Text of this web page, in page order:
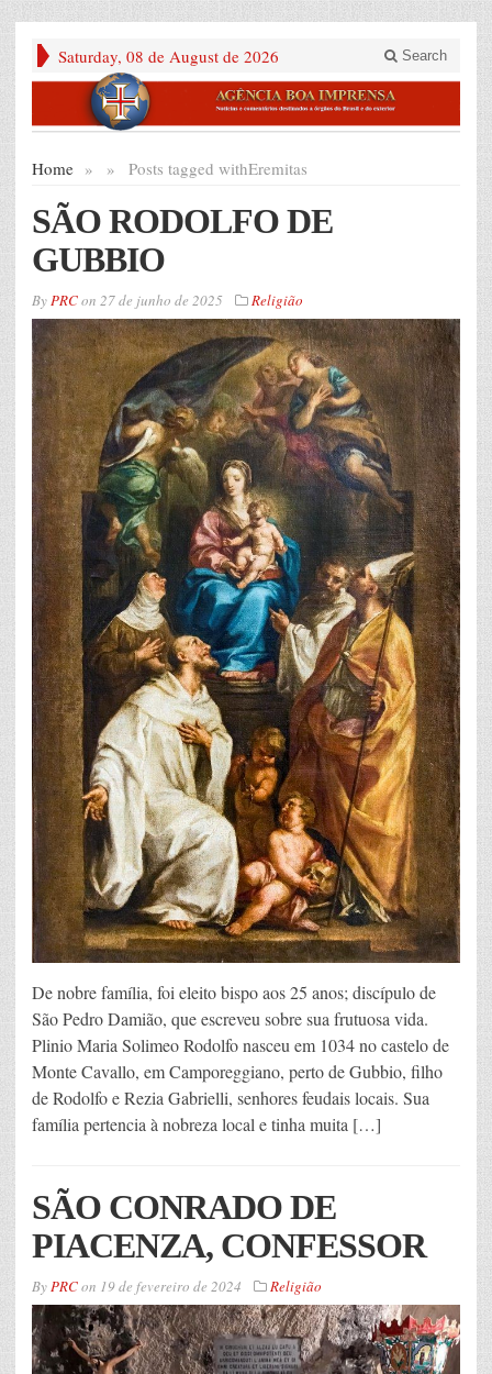
Saturday, 08 de August de 2026 Search
Home » Posts tagged with
» Eremitas
SÃO RODOLFO DE
GUBBIO
ByPRCon 27 de junho de 2025 Religião
De nobre família, foi eleito bispo aos 25 anos; discípulo de
São Pedro Damião, que escreveu sobre sua frutuosa vida.
Plinio Maria Solimeo Rodolfo nasceu em 1034 no castelo de
Monte Cavallo, em Camporeggiano, perto de Gubbio, filho
de Rodolfo e Rezia Gabrielli, senhores feudais locais. Sua
família pertencia à nobreza local e tinha muita […]
SÃO CONRADO DE
PIACENZA, CONFESSOR
ByPRCon 19 de fevereiro de 2024 Religião